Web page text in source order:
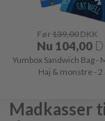
Før139,00DKK
Nu 104,00
Yumbox Sandwich Bag -
Haj & monstre - 2
Madkasser